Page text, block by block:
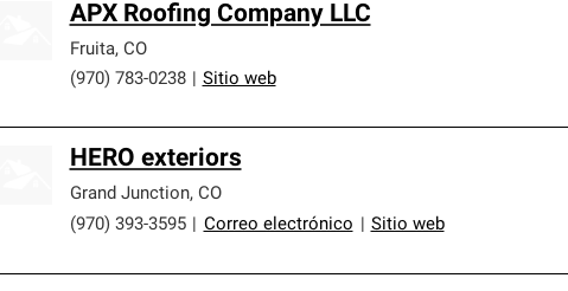
APX Roofing Company LLC
Fruita, CO
(970) 783-0238
Sitio web
HERO exteriors
Grand Junction, CO
(970) 393-3595
Correo electrónico Sitio web